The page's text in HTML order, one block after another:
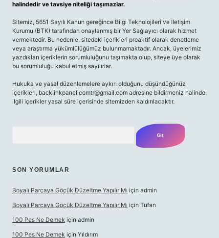
halindedir ve tavsiye niteliği taşımazlar.
Sitemiz, 5651 Sayılı Kanun gereğince Bilgi Teknolojileri ve İletişim
Kurumu (BTK) tarafından onaylanmış bir Yer Sağlayıcı olarak hizmet
vermektedir. Bu nedenle, sitedeki içerikleri proaktif olarak denetleme
veya araştırma yükümlülüğümüz bulunmamaktadır. Ancak, üyelerimiz
yazdıkları içeriklerin sorumluluğunu taşımakta olup, siteye üye olarak
bu sorumluluğu kabul etmiş sayılırlar.
Hukuka ve yasal düzenlemelere aykırı olduğunu düşündüğünüz
içerikleri, backlinkpanelicomtr@gmail.com adresine bildirmeniz halinde,
ilgili içerikler yasal süre içerisinde sitemizden kaldırılacaktır.
SON YORUMLAR
Boyalı Parçaya Göçük Düzeltme Yapılır Mı için admin
Boyalı Parçaya Göçük Düzeltme Yapılır Mı için Tufan
100 Pes Ne Demek için admin
100 Pes Ne Demek için Yıldırım